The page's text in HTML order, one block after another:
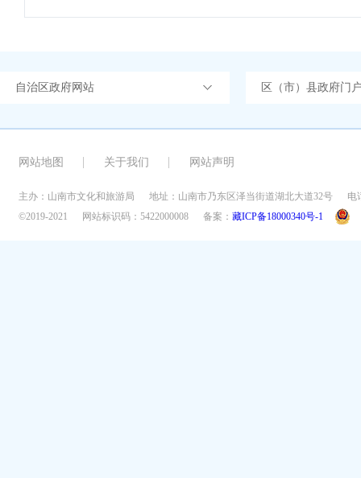
自治区政府网站 区（市）县政府门
网站地图 关于我们 网站声明
主办：山南市文化和旅游局 地址：山南市乃东区泽当街道湖北大道32号
电
©2019-2021
网站标识码：5422000008 备案： 藏ICP备18000340号-1